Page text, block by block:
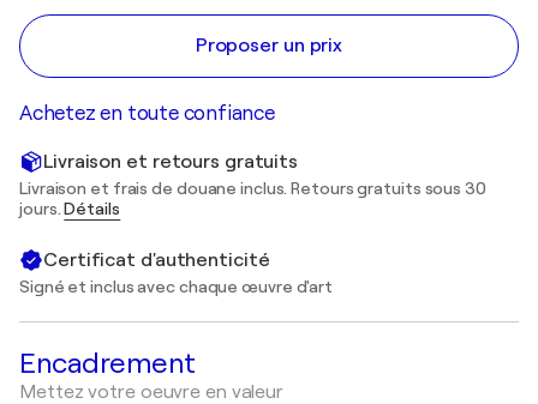
Proposer un prix
Achetez en toute confiance
Livraison et retours gratuits
Livraison et frais de douane inclus. Retours gratuits sous 30
jours.Détails
Certificat d'authenticité
Signé et inclus avec chaque œuvre d'art
Encadrement
Mettez votre oeuvre en valeur